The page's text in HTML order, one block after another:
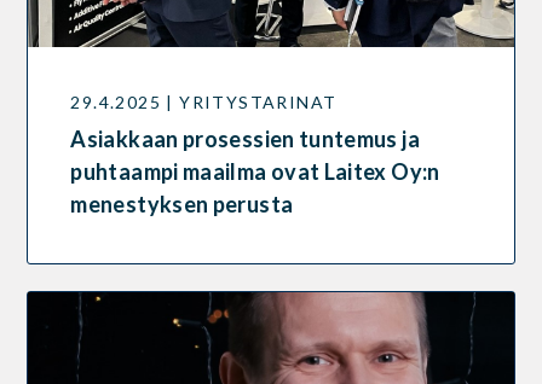
29.4.2025 | YRITYSTARINAT
Asiakkaan prosessien tuntemus ja
puhtaampi maailma ovat Laitex Oy:n
menestyksen perusta